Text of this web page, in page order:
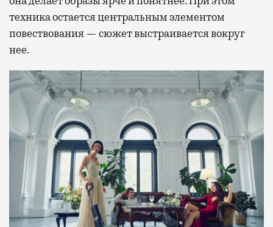
техника остается центральным элементом
повествования — сюжет выстраивается вокруг
нее.